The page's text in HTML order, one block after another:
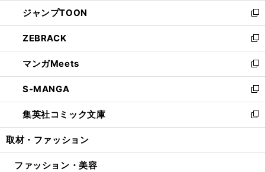
く
で
開
く
ド
ウ
で
開
く
ィ
ン
ド
ウ
で
開
く
し
い
ウ
ィ
ン
ド
ウ
で
開
く
ジャンプTOON
新
し
い
ウ
ィ
ン
ド
ウ
で
開
ZEBRACK
新
し
い
ウ
ィ
ン
ド
ウ
開
マンガMeets
新
し
い
ウ
ィ
ン
ウ
S-MANGA
新
し
い
ウ
ン
集英社コミック文庫
新
し
ウ
取材・ファッション
ファッション・美容